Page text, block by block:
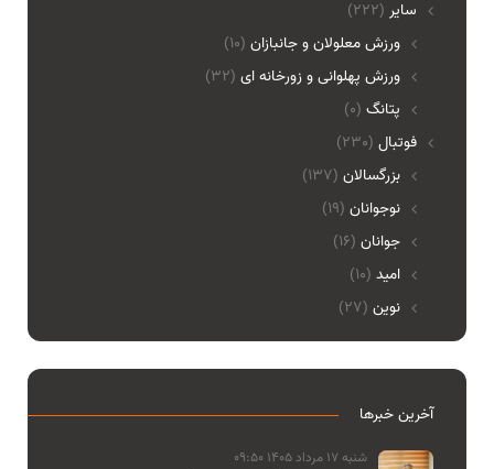
(222) ساير
ورزش معلولان و جانبازان (10)
ورزش پهلوانی و زورخانه ای (32)
پتانگ (0)
(230) فوتبال
بزرگسالان (137)
نوجوانان (19)
جوانان (16)
امید (10)
نوین (27)
آخرین خبرها
شنبه 17 مرداد 1405 09:50